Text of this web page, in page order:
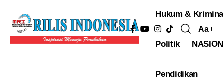
Hukum &
Politik
Pendidikan
Ukuran
Aa